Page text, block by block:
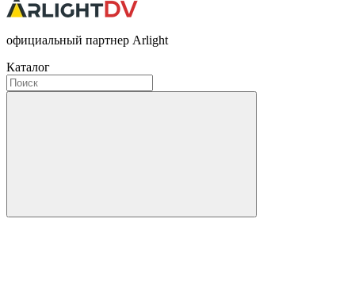
официальный партнер Arlight
Каталог